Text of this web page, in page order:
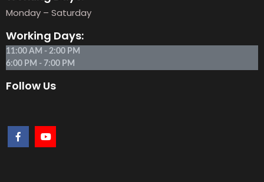
Monday – Saturday
Working Days:
11:00 AM - 2:00 PM
6:00 PM - 7:00 PM
Follow Us